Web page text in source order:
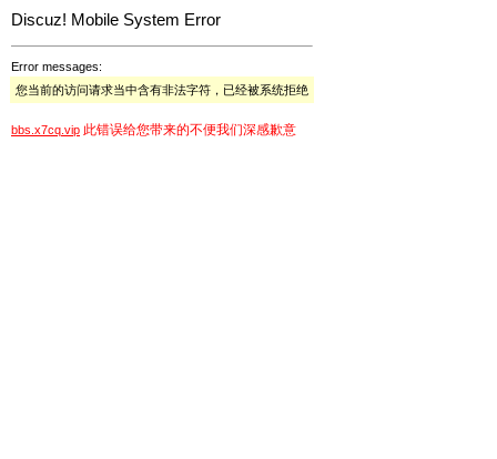
Discuz! Mobile System Error
Error messages:
您当前的访问请求当中含有非法字符，已经被系统拒绝
bbs.x7cq.vip 此错误给您带来的不便我们深感歉意